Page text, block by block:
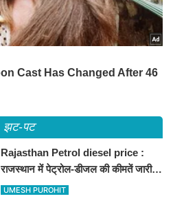
झट-पट
Rajasthan Petrol diesel price :
राजस्थान में पेट्रोल-डीजल की कीमतें जारी,
जानिए बीकानेर समेत पुरे प्रदेश में नए रेट
UMESH PUROHIT